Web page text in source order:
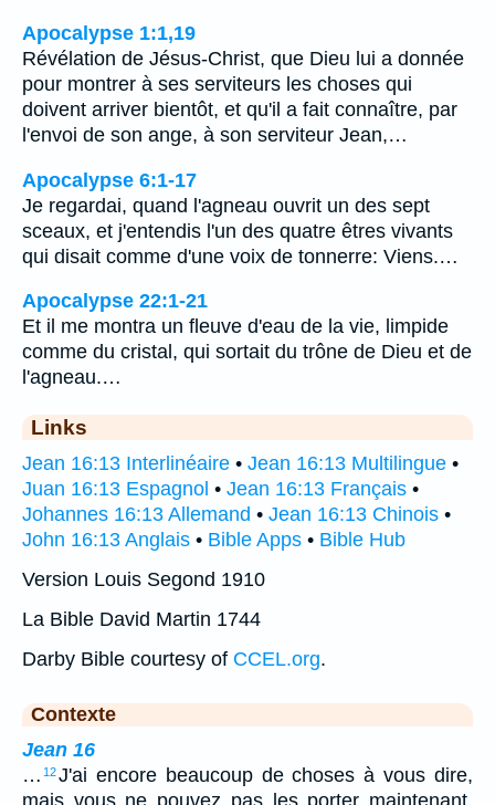
Apocalypse 1:1,19
Révélation de Jésus-Christ, que Dieu lui a donnée
pour montrer à ses serviteurs les choses qui
doivent arriver bientôt, et qu'il a fait connaître, par
l'envoi de son ange, à son serviteur Jean,…
Apocalypse 6:1-17
Je regardai, quand l'agneau ouvrit un des sept
sceaux, et j'entendis l'un des quatre êtres vivants
qui disait comme d'une voix de tonnerre: Viens.…
Apocalypse 22:1-21
Et il me montra un fleuve d'eau de la vie, limpide
comme du cristal, qui sortait du trône de Dieu et de
l'agneau.…
Links
Jean 16:13 Interlinéaire • Jean 16:13 Multilingue •
Juan 16:13 Espagnol • Jean 16:13 Français •
Johannes 16:13 Allemand • Jean 16:13 Chinois •
John 16:13 Anglais • Bible Apps • Bible Hub
Version Louis Segond 1910
La Bible David Martin 1744
Darby Bible courtesy of CCEL.org.
Contexte
Jean 16
… 12J'ai encore beaucoup de choses à vous dire,